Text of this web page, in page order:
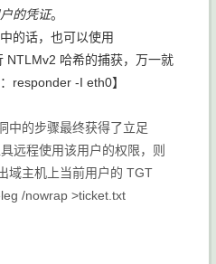
的凭证。
的话，也可以使用
NTLMv2 哈希的捕获，万一就
responder -I eth0】
中的步骤最终获得了立足
远程使用该用户的权限，则
域主机上当前用户的 TGT
/nowrap >ticket.txt